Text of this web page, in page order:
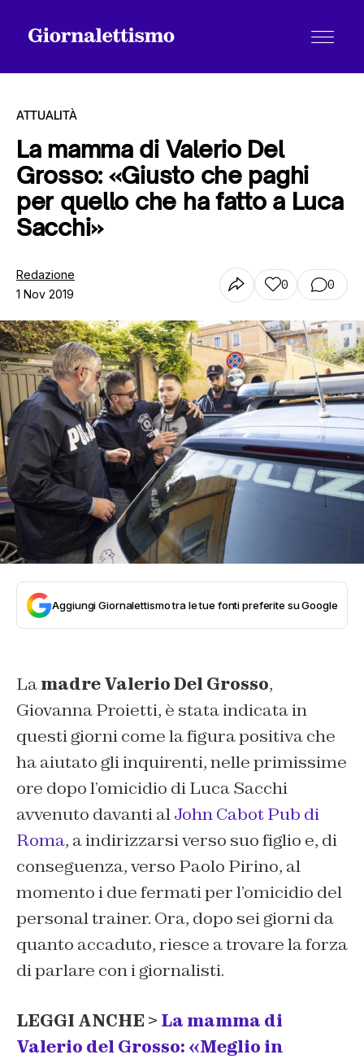
Tutti gli articoli
ATTUALITÀ
La mamma di Valerio Del
Grosso: «Giusto che paghi
per quello che ha fatto a Luca
Sacchi»
Redazione
1 Nov 2019
0 0
Aggiungi Giornalettismo tra le tue fonti preferite su Google
Lamadre Valerio Del Grosso,
Giovanna Proietti, è stata indicata in
questi giorni come la figura positiva che
ha aiutato gli inquirenti, nelle primissime
ore dopo l’omicidio di Luca Sacchi
avvenuto davanti alJohn Cabot Pub di
Roma, a indirizzarsi verso suo figlio e, di
conseguenza, verso Paolo Pirino, al
momento i due fermati per l’omicidio del
personal trainer. Ora, dopo sei giorni da
quanto accaduto, riesce a trovare la forza
di parlare con i giornalisti.
LEGGI ANCHE > La mamma di
Valerio del Grosso: «Meglio in